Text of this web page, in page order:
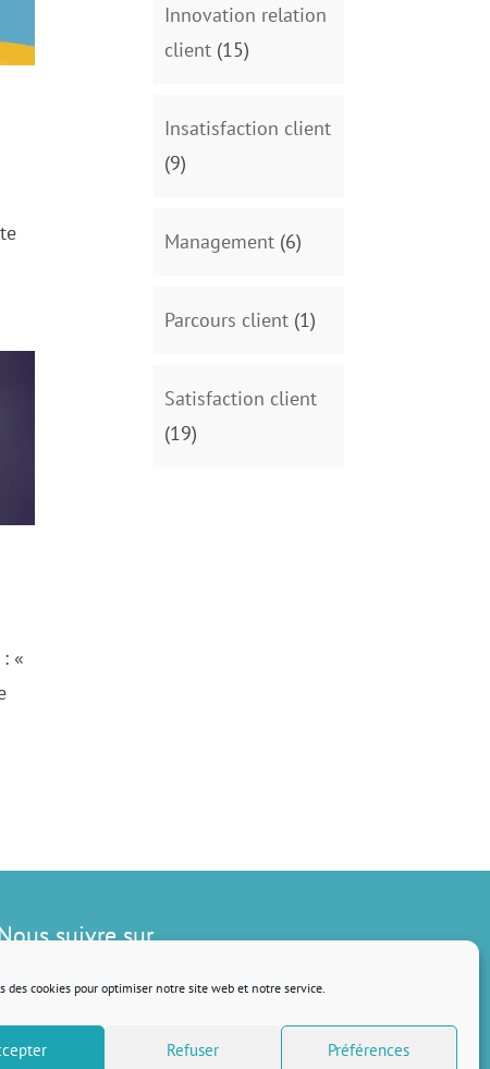
des cookies pour optimiser notre site web et notre service.
Refuser Préférences
«
Innovation relation
client (15)
Insatisfaction client
(9)
Management (6)
Parcours client (1)
Satisfaction client
(19)
suivre sur